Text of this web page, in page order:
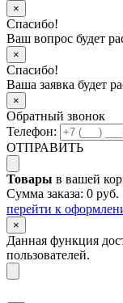
×
Спасибо!
Ваш вопрос будет
×
Спасибо!
Ваша заявка будет
×
Обратный звонок
Телефон:
ОТПРАВИТЬ
Товары в вашей
Сумма заказа: 0 руб.
перейти к
×
Данная функция
пользователей.